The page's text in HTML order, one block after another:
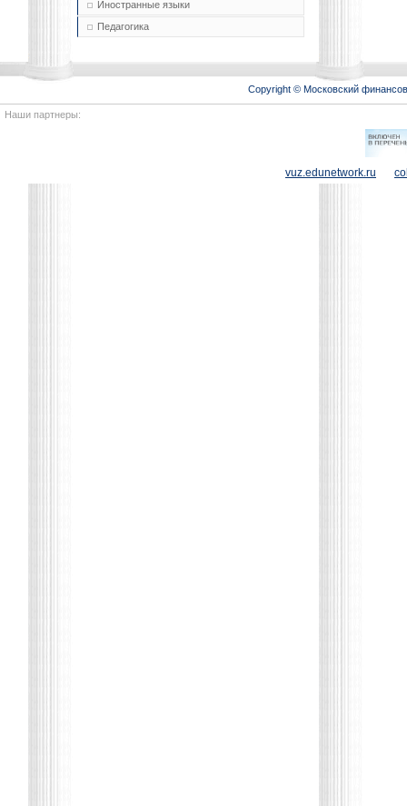
Иностранные языки
Педагогика
Copyright © Московский
Наши партнеры:
vuz.edunetwork.ru